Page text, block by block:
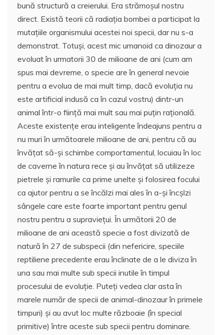
bună structură a creierului. Era strămoșul nostru
direct. Există teorii că radiația bombei a participat la
mutațiile organismului acestei noi specii, dar nu s-a
demonstrat. Totuși, acest mic umanoid ca dinozaur a
evoluat în urmatorii 30 de milioane de ani (cum am
spus mai devreme, o specie are în general nevoie
pentru a evolua de mai mult timp, dacă evoluția nu
este artificial indusă ca în cazul vostru) dintr-un
animal într-o ființă mai mult sau mai puțin rațională.
Aceste existențe erau inteligente îndeajuns pentru a
nu muri în următoarele milioane de ani, pentru că au
învățat să-și schimbe comportamentul, locuiau în loc
de caverne în natura rece și au învățat să utilizeze
pietrele și ramurile ca prime unelte și folosirea focului
ca ajutor pentru a se încălzi mai ales în a-și încșlzi
sângele care este foarte important pentru genul
nostru pentru a supraviețui. În următorii 20 de
milioane de ani această specie a fost divizată de
natură în 27 de subspecii (din nefericire, speciile
reptiliene precedente erau înclinate de a le diviza în
una sau mai multe sub specii inutile în timpul
procesului de evoluție. Puteți vedea clar asta în
marele număr de specii de animal-dinozaur în primele
timpuri) și au avut loc multe războaie (în special
primitive) între aceste sub specii pentru dominare.